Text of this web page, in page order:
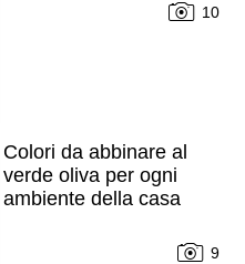
10
Colori da abbinare al
verde oliva per ogni
ambiente della casa
9